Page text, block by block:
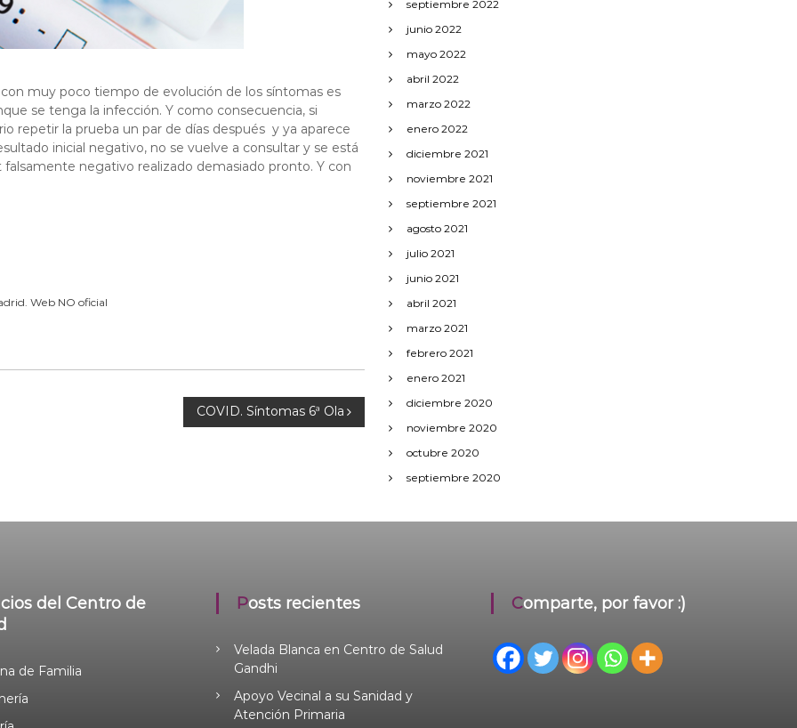
muy poco tiempo de evolución de los síntomas es
se tenga la infección. Y como consecuencia, si
repetir la prueba un par de días después y ya aparece
inicial negativo, no se vuelve a consultar y se está
negativo realizado demasiado pronto. Y con
Web NO oficial
COVID. Síntomas 6ª Ola
septiembre 2022
junio 2022
mayo 2022
abril 2022
marzo 2022
enero 2022
diciembre 2021
noviembre 2021
septiembre 2021
agosto 2021
julio 2021
junio 2021
abril 2021
marzo 2021
febrero 2021
enero 2021
diciembre 2020
noviembre 2020
octubre 2020
septiembre 2020
de Familia
Posts recientes
Velada Blanca en Centro de Salud
Gandhi
Apoyo Vecinal a su Sanidad y
Atención Primaria
Comparte, por favor :)